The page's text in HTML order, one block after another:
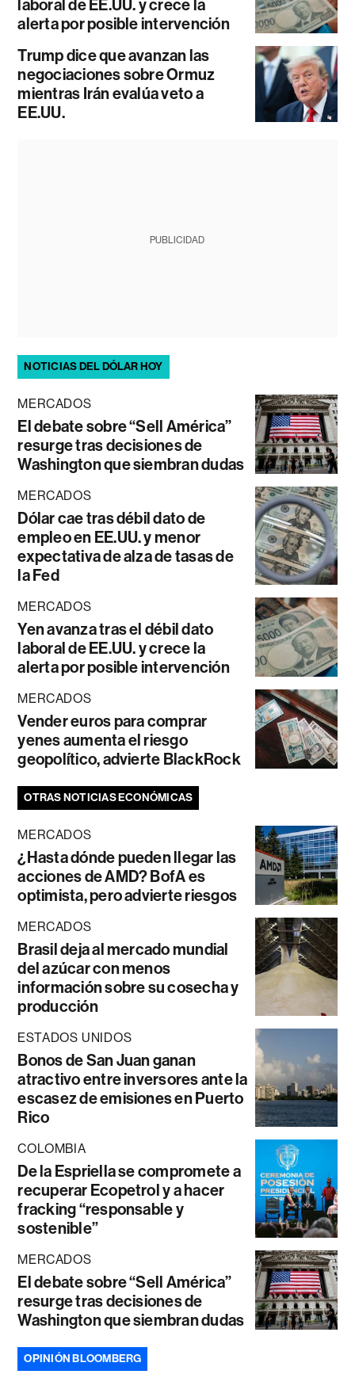
laboral de EE.UU. y crece la
alerta por posible intervención
Trump dice que avanzan las
negociaciones sobre Ormuz
mientras Irán evalúa veto a
EE.UU.
PUBLICIDAD
NOTICIAS DEL DÓLAR HOY
MERCADOS
El debate sobre “Sell América”
resurge tras decisiones de
Washington que siembran dudas
MERCADOS
Dólar cae tras débil dato de
empleo en EE.UU. y menor
expectativa de alza de tasas de
la Fed
MERCADOS
Yen avanza tras el débil dato
laboral de EE.UU. y crece la
alerta por posible intervención
MERCADOS
Vender euros para comprar
yenes aumenta el riesgo
geopolítico, advierte BlackRock
OTRAS NOTICIAS ECONÓMICAS
MERCADOS
¿Hasta dónde pueden llegar las
acciones de AMD? BofA es
optimista, pero advierte riesgos
MERCADOS
Brasil deja al mercado mundial
del azúcar con menos
información sobre su cosecha y
producción
ESTADOS UNIDOS
Bonos de San Juan ganan
atractivo entre inversores ante la
escasez de emisiones en Puerto
Rico
COLOMBIA
De la Espriella se compromete a
recuperar Ecopetrol y a hacer
fracking “responsable y
sostenible”
MERCADOS
El debate sobre “Sell América”
resurge tras decisiones de
Washington que siembran dudas
OPINIÓN BLOOMBERG